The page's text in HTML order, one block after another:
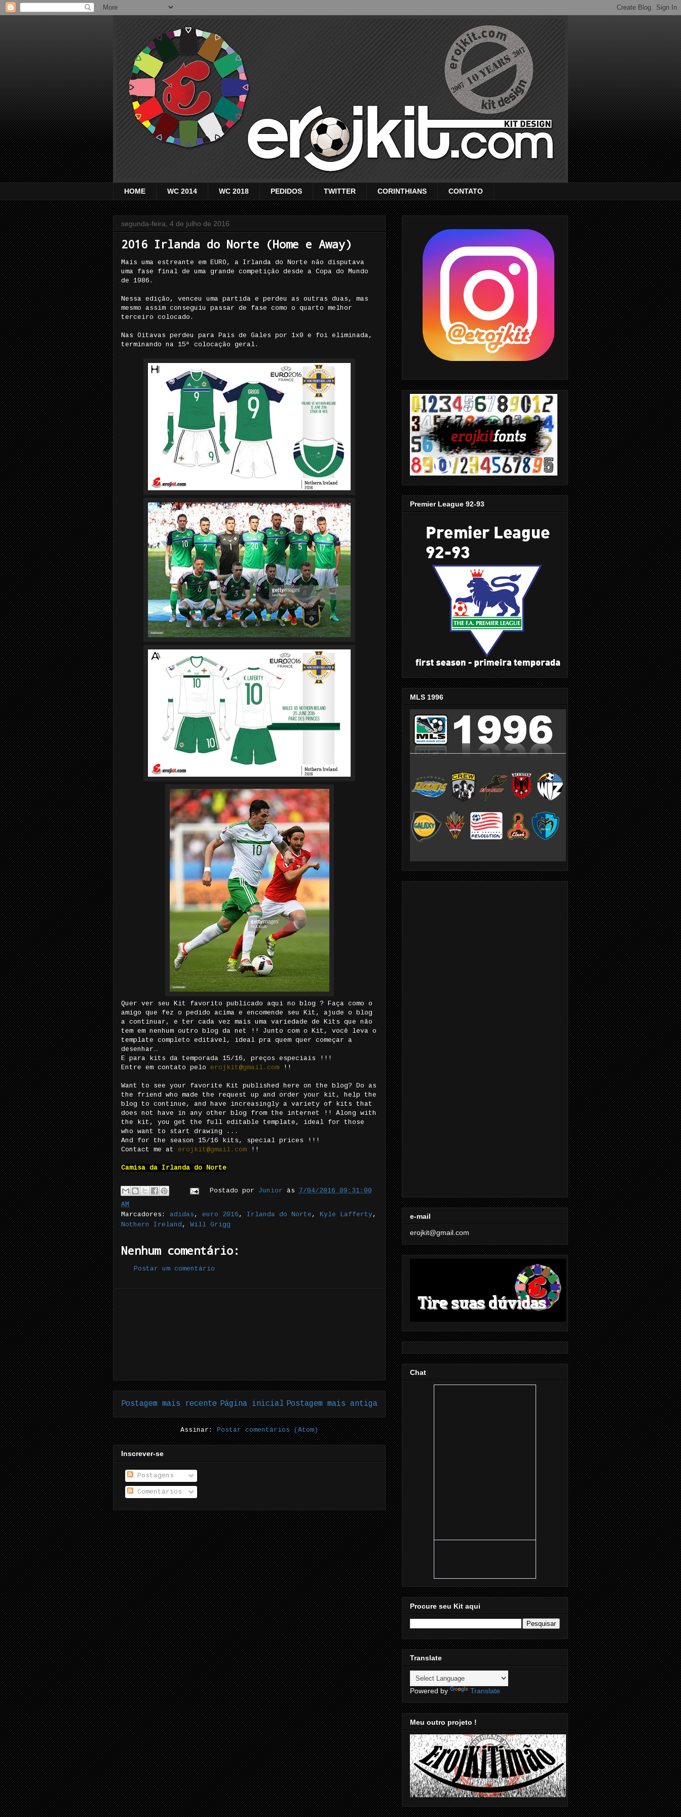
HOME WC 2014 WC 2018 PEDIDOS TWITTER CORINTHIANS CONTATO
segunda-feira, 4 de julho de 2016
2016 Irlanda do Norte (Home e Away)
Mais uma estreante em EURO, a Irlanda do Norte não disputava
uma fase final de uma grande competição desde a Copa do Mundo
de 1986.
Nessa edição, venceu uma partida e perdeu as outras duas, mas
mesmo assim conseguiu passar de fase como o quarto melhor
terceiro colocado.
Nas Oitavas perdeu para Pais de Gales por 1x0 e foi eliminada,
terminando na 15ª colocação geral.
Quer ver seu Kit favorito publicado aqui no blog ? Faça como o
amigo que fez o pedido acima e encomende seu Kit, ajude o blog
a continuar, e ter cada vez mais uma variedade de Kits que não
tem em nenhum outro blog da net !! Junto com o Kit, você leva o
template completo editável, ideal pra quem quer começar a
desenhar…
E para kits da temporada 15/16, preços especiais !!!
Entre em contato pelo erojkit@gmail.com !!
Want to see your favorite Kit published here on the blog? Do as
the friend who made the request up and order your kit, help the
blog to continue, and have increasingly a variety of kits that
does not have in any other blog from the internet !! Along with
the kit, you get the full editable template, ideal for those
who want to start drawing ...
And for the season 15/16 kits, special prices !!!
Contact me at erojkit@gmail.com !!
Camisa da Irlanda do Norte
Postado por Junior às 7/04/2016 09:31:00
AM
Marcadores: adidas , euro 2016 , Irlanda do Norte , Kyle Lafferty,
Nothern Ireland , Will Grigg
Nenhum comentário:
Postar um comentário
Postagem mais recente Postagem mais antiga
Página inicial
Assinar:Postar comentários (Atom)
Inscrever-se
Postagens
Comentários
Premier League 92-93
MLS 1996
e-mail
erojkit@gmail.com
Chat
Procure seu Kit aqui
Translate
Powered by Translate
Meu outro projeto !